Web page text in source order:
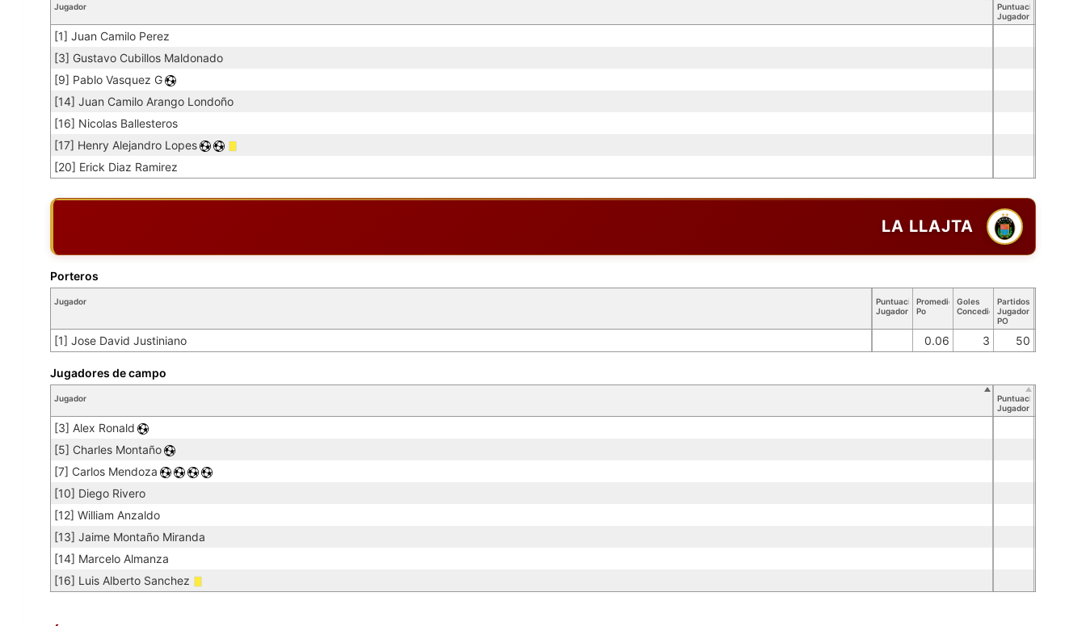
Jugador
Puntuación
Jugador
[1] Juan Camilo Perez
[3] Gustavo Cubillos Maldonado
[9] Pablo Vasquez G
[14] Juan Camilo Arango Londoño
[16] Nicolas Ballesteros
[17] Henry Alejandro Lopes
[20] Erick Diaz Ramirez
LA LLAJTA
Jugador
Puntuación
Jugador
Promedio
Po
Goles
Concedidos
Partidos
Jugador
PO
[1] Jose David Justiniano 0.06 3 50
Porteros
Jugador
Puntuación
Jugador
[3] Alex Ronald
[5] Charles Montaño
[7] Carlos Mendoza
[10] Diego Rivero
[12] William Anzaldo
[13] Jaime Montaño Miranda
[14] Marcelo Almanza
[16] Luis Alberto Sanchez
Jugadores de campo